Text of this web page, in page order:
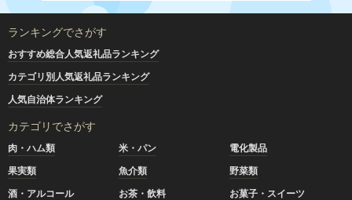
ランキングでさがす
おすすめ総合人気返礼品ランキング
カテゴリ別人気返礼品ランキング
人気自治体ランキング
カテゴリでさがす
肉・ハム類 米・パン
電化製品
果実類
魚介類
野菜類
酒・アルコール
お茶・飲料
お菓子・スイーツ